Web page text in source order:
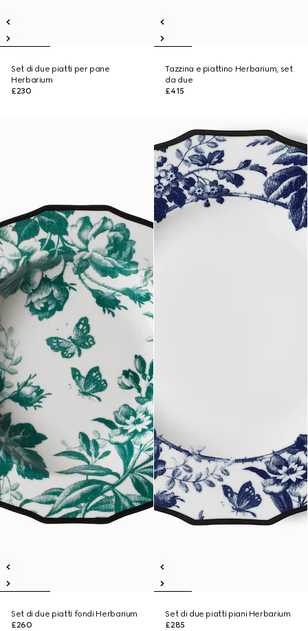
Set di due piatti per pane
Herbarium
£230
Tazzina e piattino Herbarium, set
da due
£415
Set di due piatti fondi Herbarium
£260
Set di due piatti piani Herbarium
£285